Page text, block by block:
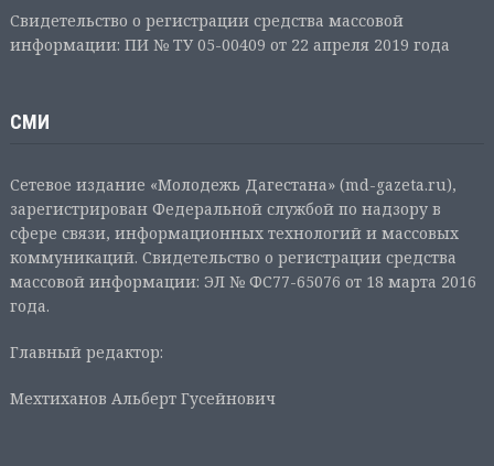
Свидетельство о регистрации средства массовой
информации: ПИ № ТУ 05-00409 от 22 апреля 2019 года
СМИ
Сетевое издание «Молодежь Дагестана» (md-gazeta.ru),
зарегистрирован Федеральной службой по надзору в
сфере связи, информационных технологий и массовых
коммуникаций. Свидетельство о регистрации средства
массовой информации: ЭЛ № ФС77-65076 от 18 марта 2016
года.
Главный редактор:
Мехтиханов Альберт Гусейнович